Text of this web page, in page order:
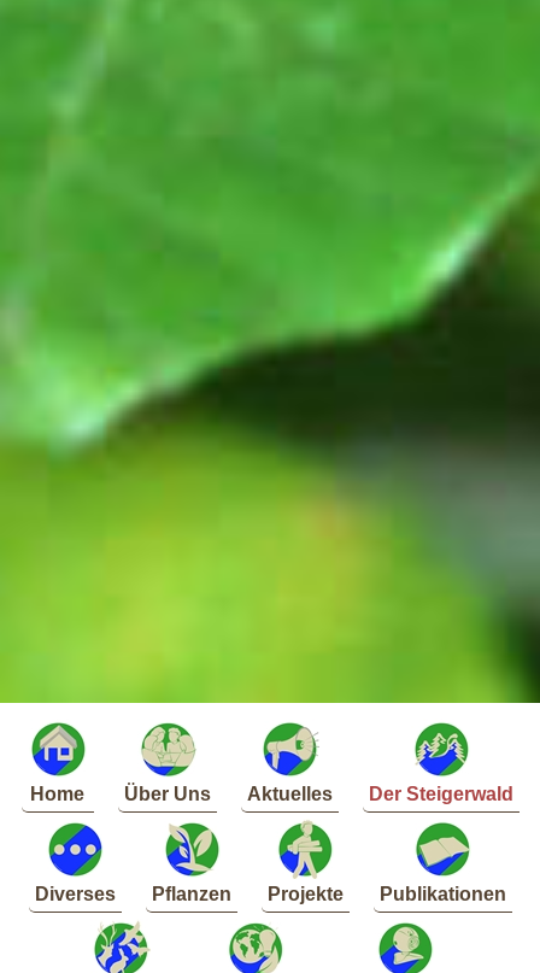
Home Über Uns Aktuelles Der Steigerwald
Diverses Pflanzen Projekte Publikationen